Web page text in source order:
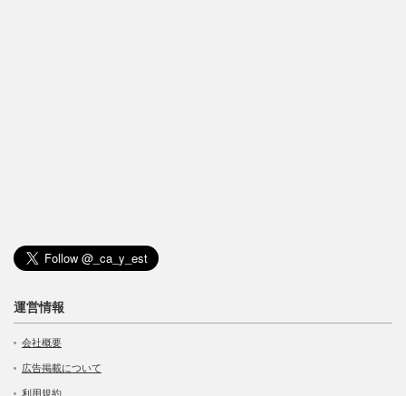
運営情報
会社概要
広告掲載について
利用規約